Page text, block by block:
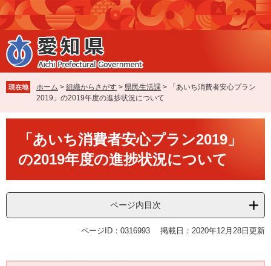
ペ
ー
ジ
の
先
で
す
メ
ニ
ュ
ー
を
ば
し
本
現在地 ホーム > 組織からさがす > 県民生活課 >
「あいち消費者安心プラン
2019」の2019年度の進捗状況について
「あいち消費者安心プラン2019」
の2019年度の進捗状況について
ページ内目次
ページID：0316993 掲載日：2020年12月28日更新